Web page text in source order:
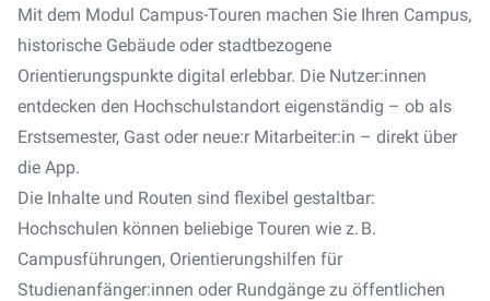
Mit dem Modul Campus-Touren machen Sie Ihren Campus,
historische Gebäude oder stadtbezogene
Orientierungspunkte digital erlebbar. Die Nutzer:innen
entdecken den Hochschulstandort eigenständig – ob als
Erstsemester, Gast oder neue:r Mitarbeiter:in – direkt über
die App.
Die Inhalte und Routen sind flexibel gestaltbar:
Hochschulen können beliebige Touren wie z. B.
Campusführungen, Orientierungshilfen für
Studienanfänger:innen oder Rundgänge zu öffentlichen